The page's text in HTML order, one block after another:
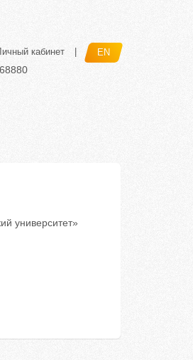
кабинет EN
университет»